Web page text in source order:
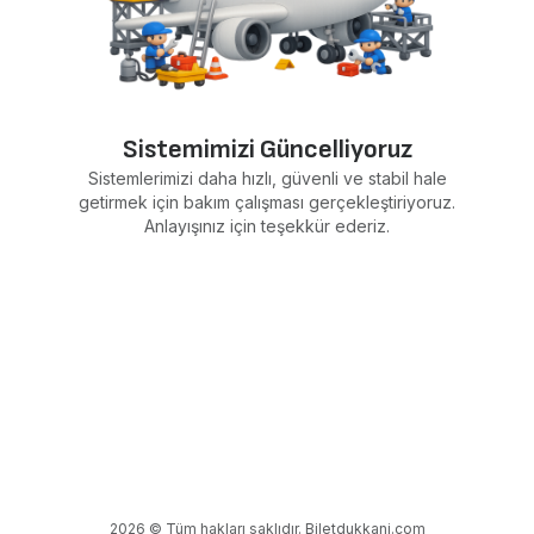
Sistemimizi Güncelliyoruz
Sistemlerimizi daha hızlı, güvenli ve stabil hale
getirmek için bakım çalışması gerçekleştiriyoruz.
Anlayışınız için teşekkür ederiz.
2026 © Tüm hakları saklıdır. Biletdukkani.com